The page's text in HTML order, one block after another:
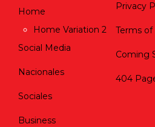
Home
Home Variation 2
Social Media
Nacionales
Sociales
Business
Privacy
Terms of
Coming
404